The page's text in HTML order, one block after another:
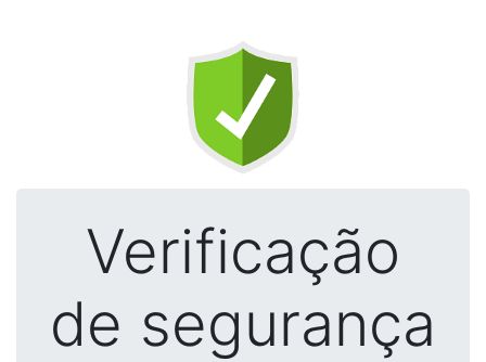
Verificação
de segurança